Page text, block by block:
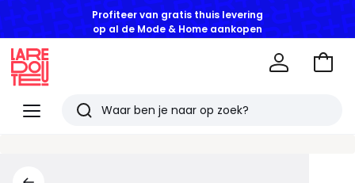
Profiteer van gratis thuis levering
op al de Mode & Home aankopen
Menu
Redoute
Zoeken
Naar